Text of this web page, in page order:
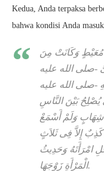
Kedua, Anda terpaksa
bahwa kondisi Anda
مُعَيْطٍ وَكَانَتْ مِنَ
-صلى الله عليه
-صلى الله عليه
بَيْنَ النَّاسِ
شِهَابٍ وَلَمْ أَسْمَعْ
إِلاَّ فِى ثَلاَثٍ
امْرَأَتَهُ وَحَدِيثُ
الْمَرْأَةِ زَوْجَهَا.